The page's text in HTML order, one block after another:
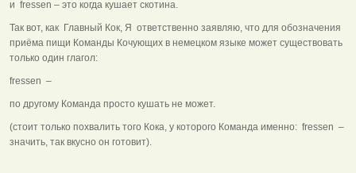
и fressen – это когда кушает скотина.
Так вот, как Главный Кок, Я ответственно заявляю, что для обозначения
приёма пищи Команды Кочующих в немецком языке может существовать
только один глагол:
fressen –
по другому Команда просто кушать не может.
(стоит только похвалить того Кока, у которого Команда именно: fressen –
значить, так вкусно он готовит).